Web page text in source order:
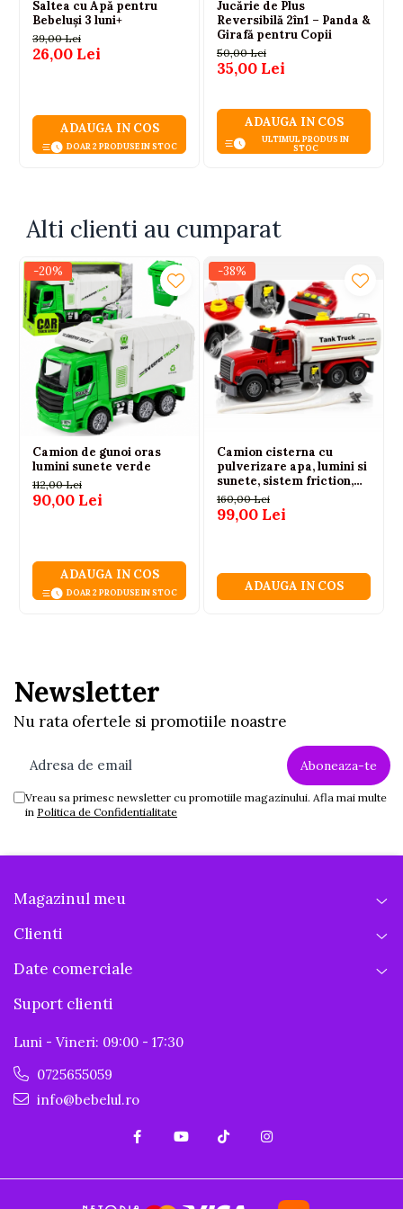
Certificari: CE, EN71
Atentionare: Nerecomandat copiilor sub 3 ani
Saltea cu Apă pentru
Bebeluși 3 luni+
39,00 Lei
26,00 Lei
ADAUGA IN COS
DOAR 2 PRODUSE IN STOC
Jucărie de Plus
Reversibilă 2în1 – Panda &
Girafă pentru Copii
50,00 Lei
35,00 Lei
ADAUGA IN COS
ULTIMUL PRODUS IN
STOC
Alti clienti au cumparat
-20%
Camion de gunoi oras
lumini sunete verde
112,00 Lei
90,00 Lei
ADAUGA IN COS
DOAR 2 PRODUSE IN STOC
-38%
Camion cisterna cu
pulverizare apa, lumini si
sunete, sistem friction,
alb-rosu, 36 cm, 3 ani+
160,00 Lei
99,00 Lei
ADAUGA IN COS
Newsletter
Nu rata ofertele si promotiile noastre
Vreau sa primesc newsletter cu promotiile magazinului. Afla mai multe
in Politica de Confidentialitate
Magazinul meu
Clienti
Date comerciale
Suport clienti
Luni - Vineri: 09:00 - 17:30
0725655059
info@bebelul.ro